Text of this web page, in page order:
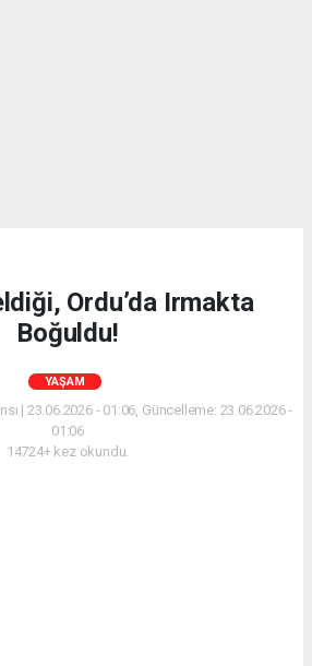
Ordu’da Irmakta
Boğuldu!
YAŞAM
| 23.06.2026 - 01:06, Güncelleme: 23.06.2026 -
01:06
14724+ kez okundu.